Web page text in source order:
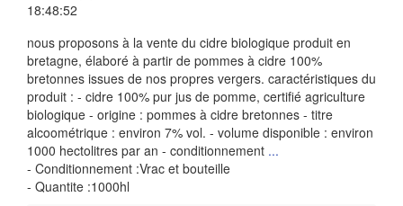
18:48:52
nous proposons à la vente du cidre biologique produit en
bretagne, élaboré à partir de pommes à cidre 100%
bretonnes issues de nos propres vergers. caractéristiques du
produit : - cidre 100% pur jus de pomme, certifié agriculture
biologique - origine : pommes à cidre bretonnes - titre
alcoométrique : environ 7% vol. - volume disponible : environ
1000 hectolitres par an - conditionnement ...
- Conditionnement :Vrac et bouteille
- Quantite :1000hl